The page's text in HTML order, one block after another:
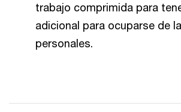
trabajo comprimida para
adicional para ocuparse de
personales.